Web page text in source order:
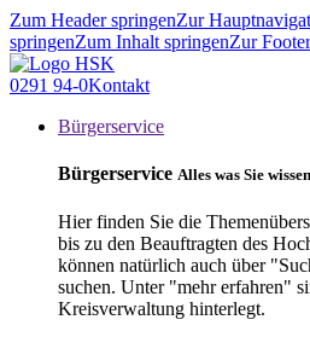
Zum Header springenZur
springenZum Inhalt springenZur
0291 94-0Kontakt
Bürgerservice
Bürgerservice Alles was Sie
Hier finden Sie die
bis zu den Beauftragten des
können natürlich auch über
suchen. Unter "mehr erfahren"
Kreisverwaltung hinterlegt.